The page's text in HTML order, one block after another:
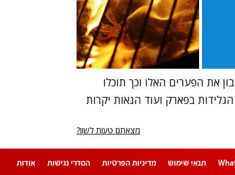
את הפערים האלו וכך תוכלו
בפארק ועוד הנאות יקרות
מצאתם טעות לשון?
תנאי שימוש מדיניות הפרטיות הסדרי נגישות אודות